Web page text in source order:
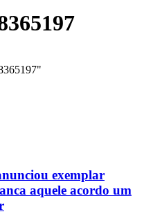
exemplar
aquele acordo um